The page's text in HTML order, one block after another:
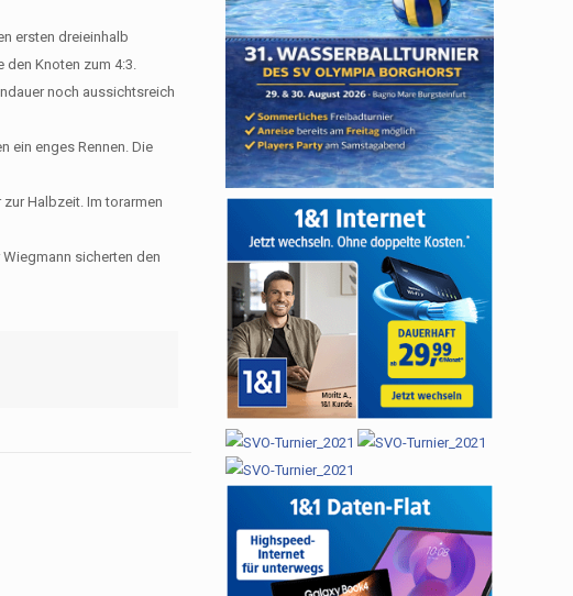
ersten dreieinhalb
Knoten zum 4:3.
noch aussichtsreich
ein enges Rennen. Die
Halbzeit. Im torarmen
sicherten den